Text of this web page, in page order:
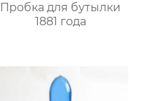
Пробка для бутылки
1881 года